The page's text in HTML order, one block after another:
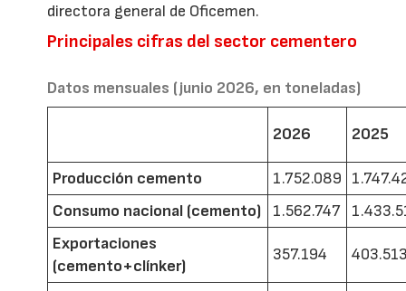
directora general de Oficemen.
Principales cifras del sector cementero
Datos mensuales (junio 2026, en toneladas)
2026 2025
Producción cemento 1.752.089
Consumo nacional (cemento)
1.562.747
Exportaciones
(cemento+clínker)
357.194